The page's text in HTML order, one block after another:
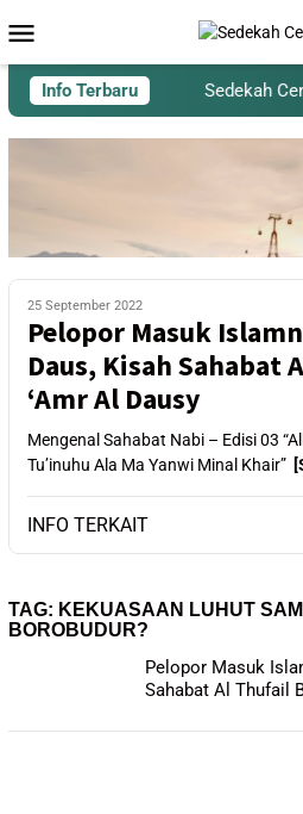
Info Terbaru Sedekah
25 September 2022
Pelopor Masuk
Daus, Kisah Sahabat
‘Amr Al Dausy
Mengenal Sahabat Nabi – Edisi 03
Tu’inuhu Ala Ma Yanwi Minal Khair”
INFO TERKAIT
TAG: KEKUASAAN LUHUT
BOROBUDUR?
Pelopor Masuk
Sahabat Al Thufail